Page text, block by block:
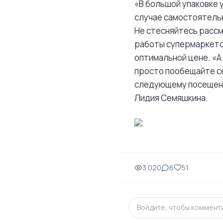
«В большой упаковке
случае
Не стесняйтесь
работы
оптимальной цене.
просто пообещайте
следующему
Лидия Семяшкина.
3 020 6 51